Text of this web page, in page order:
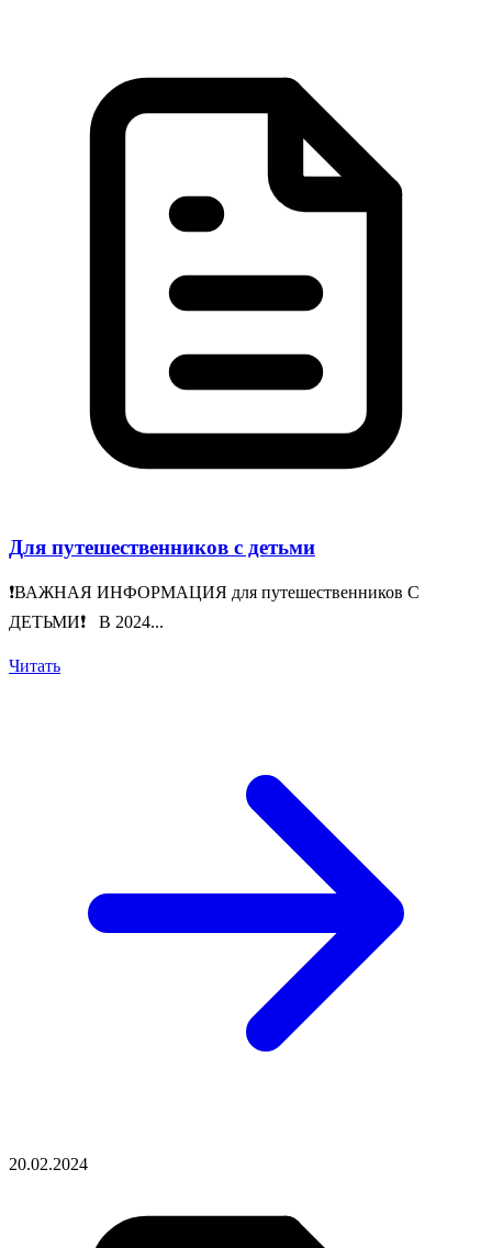
Для путешественников с детьми
❗️ВАЖНАЯ ИНФОРМАЦИЯ для путешественников С
ДЕТЬМИ❗️ В 2024...
Читать
20.02.2024